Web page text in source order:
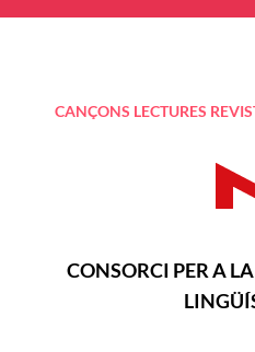
CANÇONS LECTURES
CONSORCI PER A